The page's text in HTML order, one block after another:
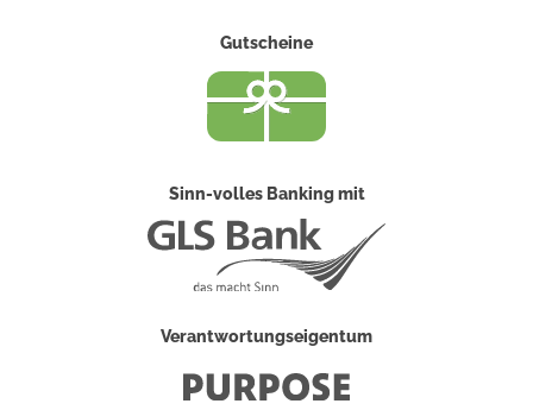
Gutscheine
Sinn-volles Banking mit
Verantwortungseigentum